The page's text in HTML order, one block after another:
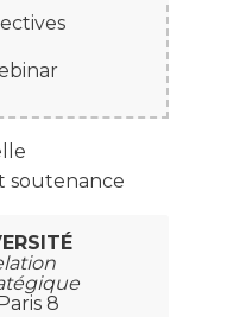
soutenance
8